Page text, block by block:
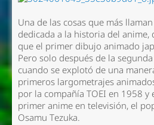
Una de las cosas que más
dedicada a la historia del
que el primer dibujo animado
Pero solo después de la
cuando se explotó de una
primeros largometrajes
por la compañía TOEI en 1958 y
primer anime en televisión, el
Osamu Tezuka.